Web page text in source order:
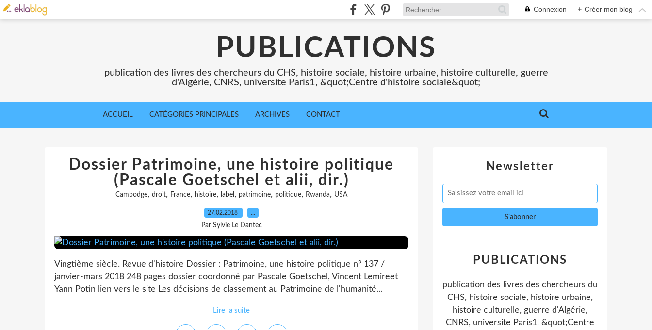
Connexion + Créer mon blog
PUBLICATIONS
publication des livres des chercheurs du CHS, histoire sociale, histoire urbaine, histoire culturelle, guerre
d'Algérie, CNRS, universite Paris1, &quot;Centre d'histoire sociale&quot;
ACCUEIL CATÉGORIES PRINCIPALES ARCHIVES CONTACT
Dossier Patrimoine, une histoire politique
(Pascale Goetschel et alii, dir.)
Cambodge, droit, France, histoire, label , patrimoine, politique, Rwanda, USA
27.02.2018 …
Par Sylvie Le Dantec
Vingtième siècle. Revue d'histoire Dossier : Patrimoine, une histoire politique n° 137 /
janvier-mars 2018 248 pages dossier coordonné par Pascale Goetschel, Vincent Lemireet
Yann Potin lien vers le site Les décisions de classement au Patrimoine de l'humanité...
Lire la suite
Newsletter
PUBLICATIONS
publication des livres des chercheurs du
CHS, histoire sociale, histoire urbaine,
histoire culturelle, guerre d'Algérie,
CNRS, universite Paris1, &quot;Centre